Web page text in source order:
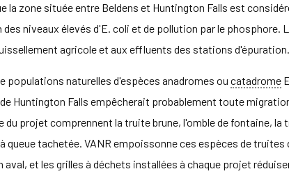
la zone située entre Beldens et Huntington Falls est
niveaux élevés d'E. coli et de pollution par le phosphore.
agricole et aux effluents des stations d'épuration.
populations naturelles d'espèces anadromes ou catadrome
Huntington Falls empêcherait probablement toute
projet comprennent la truite brune, l'omble de fontaine, la
queue tachetée. VANR empoissonne ces espèces de
et les grilles à déchets installées à chaque projet